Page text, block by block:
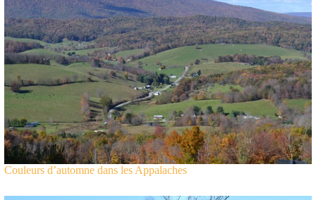
Couleurs d’automne dans les Appalaches